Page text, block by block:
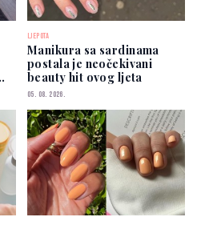
LJEPOTA
Manikura sa sardinama
postala je neočekivani
beauty hit ovog ljeta
05. 08. 2026.